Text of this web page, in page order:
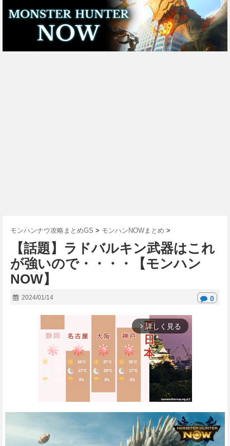
モンハンナウ攻略まとめGS > モンハンNOWまとめ >
【話題】ラドバルキン武器はこれ
が強いので・・・・【モンハン
NOW】
2024/01/14 0
arrow_forward_ios 詳しく見る
M
u